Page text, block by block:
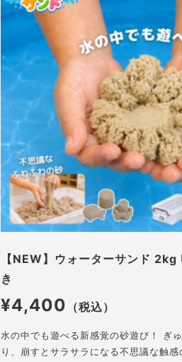
【NEW】ウォーターサンド 2kg
き
¥4,400 （税込）
水の中でも遊べる新感覚の砂遊び！ ぎ
り、崩すとサラサラになる不思議な触感